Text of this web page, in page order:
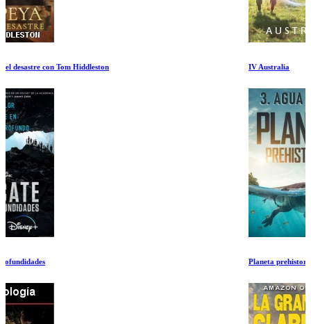
IV Australia
Planeta prehistorico: Agua dulce